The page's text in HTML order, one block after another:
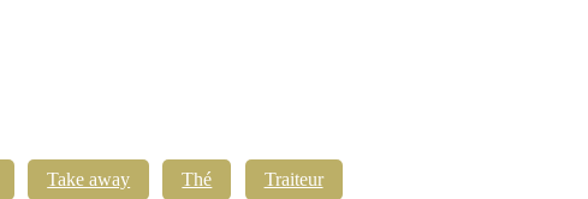
Take away Thé Traiteur